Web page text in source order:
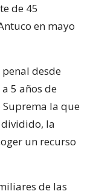
de 45
en mayo
desde
5 años de
Suprema la que
la
un recurso
de las